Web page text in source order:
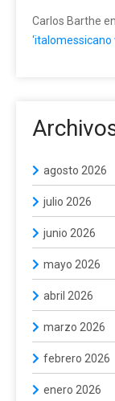
Carlos Barthe en
‘italomessicano
agosto 2026
julio 2026
junio 2026
mayo 2026
abril 2026
marzo 2026
febrero 2026
enero 2026